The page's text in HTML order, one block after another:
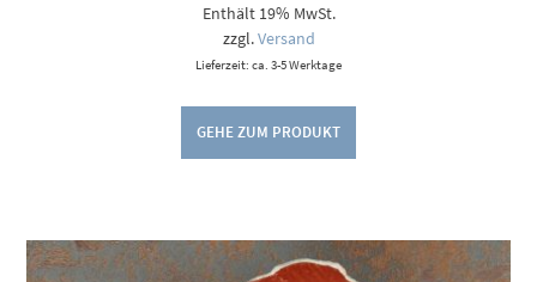
Enthält 19% MwSt.
zzgl.Versand
Lieferzeit: ca. 3-5 Werktage
GEHE ZUM PRODUKT